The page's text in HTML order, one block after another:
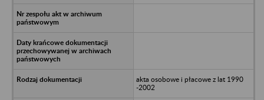
akta osobowe i płacowe z lat 1990
-2002